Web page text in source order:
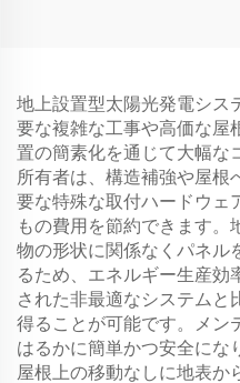
地上設置型太陽光発電シス
要な複雑な工事や高価な屋
置の簡素化を通じて大幅な
所有者は、構造補強や屋根
要な特殊な取付ハードウェ
もの費用を節約できます。
物の形状に関係なくパネル
るため、エネルギー生産効
された非最適なシステムと
得ることが可能です。メン
はるかに簡単かつ安全にな
屋根上の移動なしに地表か